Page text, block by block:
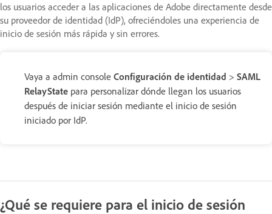
los usuarios acceder a las aplicaciones de Adobe directamente desde
su proveedor de identidad (IdP), ofreciéndoles una experiencia de
inicio de sesión más rápida y sin errores.
Vaya a admin console Configuración de identidad > SAML
RelayState para personalizar dónde llegan los usuarios
después de iniciar sesión mediante el inicio de sesión
iniciado por IdP.
¿Qué se requiere para el inicio de sesión